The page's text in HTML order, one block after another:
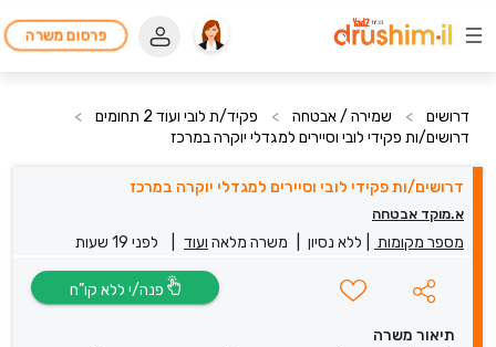
פרסום משרה
דרושים > שמירה / אבטחה > פקיד/ת לובי ועוד 2 תחומים
>
דרושים/ות פקידי לובי וסיירים למגדלי יוקרה במרכז
דרושים/ות פקידי לובי וסיירים למגדלי יוקרה במרכז
א.מוקד אבטחה
מספר מקומות ללא נסיון משרה מלאה ועוד לפני 19 שעות
תיאור משרה